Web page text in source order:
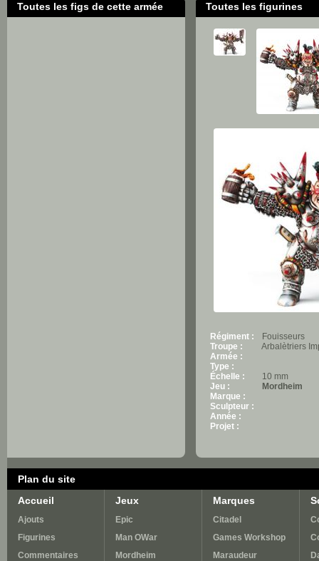
Toutes les figs de cette armée Toutes les figurines
Régiment :
Fouisseurs
Troupe :
Arbalètriers
Armée :
Type :
Échelle :
10 mm
Jeu :
Mordheim
Marque :
Sculpteur :
Année :
Projet :
Plan du site
Accueil
Ajouts
Figurines
Commentaires
Jeux
Epic
Man OWar
Mordheim
Marques
Citadel
Games Workshop
Maraudeur